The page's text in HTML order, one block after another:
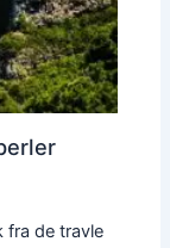
fra de travle